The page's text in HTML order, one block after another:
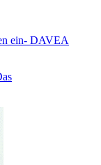
ein- DAVEA